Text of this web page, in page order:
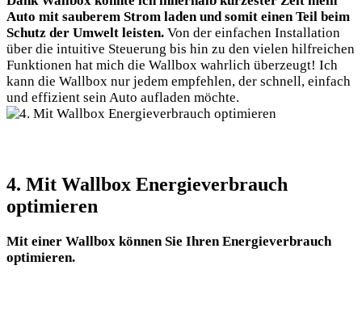
Auto mit sauberem Strom laden und somit einen Teil beim
Schutz der Umwelt leisten. Von der einfachen Installation
über die intuitive Steuerung bis hin zu den vielen hilfreichen
Funktionen hat mich die Wallbox wahrlich überzeugt! Ich
kann die Wallbox nur jedem empfehlen, der schnell, einfach
und effizient sein Auto aufladen möchte.
4. Mit Wallbox Energieverbrauch
optimieren
Mit einer Wallbox können Sie Ihren Energieverbrauch
optimieren.